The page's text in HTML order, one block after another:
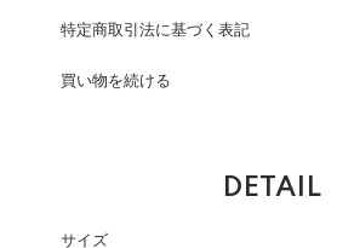
特定商取引法に基づく表記
買い物を続ける
DETAIL
サイズ